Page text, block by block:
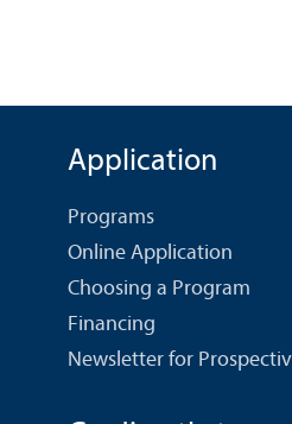
Application
Programs
Online Application
Choosing a Program
Financing
Newsletter for